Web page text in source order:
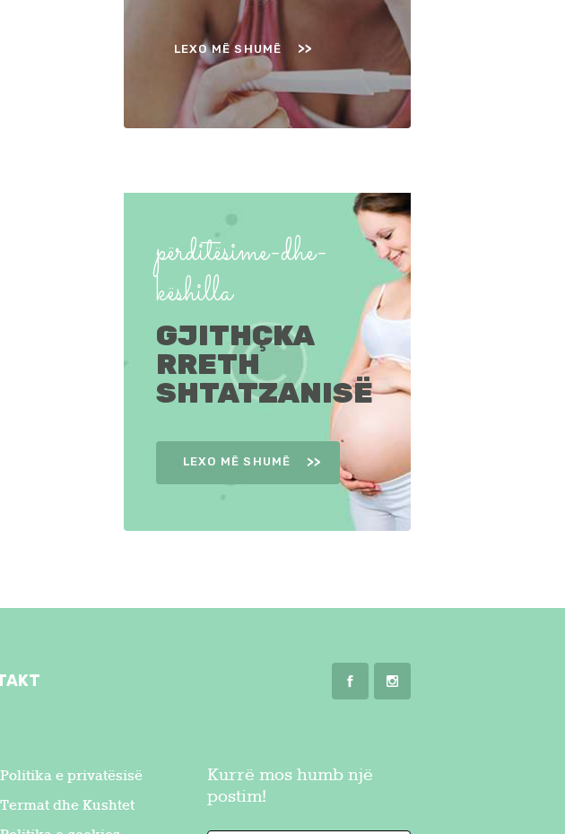
LEXO MË SHUMË
përditësime-dhe-
këshilla
GJITHÇKA
RRETH
SHTATZANISË
LEXO MË SHUMË
Politika e privatësisë
Termat dhe Kushtet
Kurrë mos humb një
postim!